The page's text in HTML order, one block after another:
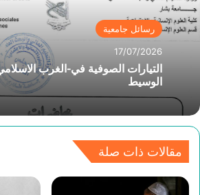
رسائل جامعية
17/07/2026
التيارات الصوفية في-الغرب
الوسيط
مقالات ذات صلة